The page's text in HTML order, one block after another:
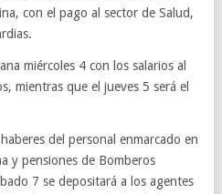
con el pago al sector de Salud,
miércoles 4 con los salarios al
mientras que el jueves 5 será el
del personal enmarcado en
y pensiones de Bomberos
7 se depositará a los agentes